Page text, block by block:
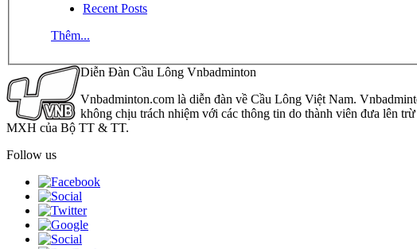
Recent Posts
Thêm...
Diễn Đàn Cầu Lông Vnbadminton
Vnbadminton.com là diễn đàn về Cầu Lông Việt Nam.
không chịu trách nhiệm với các thông tin do thành viên đưa lên
MXH của Bộ TT & TT.
Follow us